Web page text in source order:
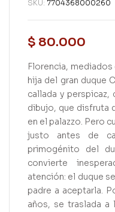
SKU: 7704368000260
$ 80.000
Florencia,
hija del gran duque
callada y perspicaz,
dibujo, que disfruta
en el palazzo. Pero
justo antes de
primogénito del
convierte
atención: el duque
padre a aceptarla.
años, se traslada a